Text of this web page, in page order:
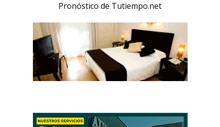
Pronóstico de Tutiempo.net